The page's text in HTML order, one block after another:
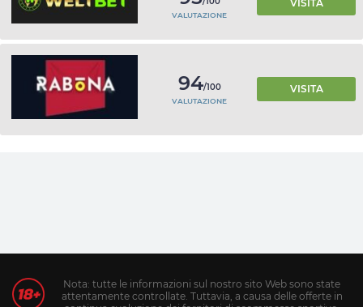
VALUTAZIONE
VISITA
94/100
VALUTAZIONE
VISITA
Nota: tutte le informazioni sul nostro sito Web sono state
attentamente controllate. Tuttavia, a causa delle offerte in